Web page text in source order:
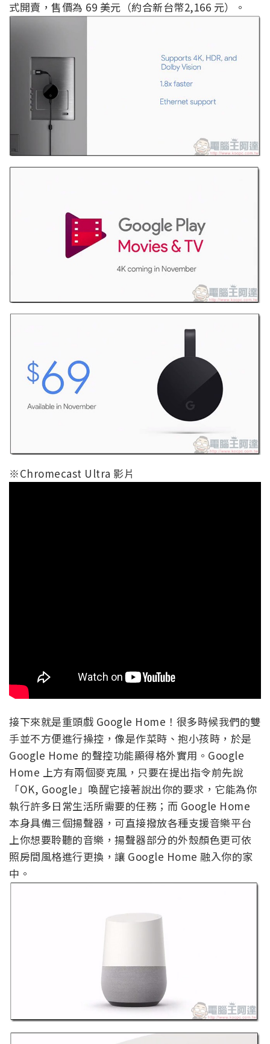
式開賣，售價為 69 美元（約合新台幣2,166 元）。
※Chromecast Ultra 影片
接下來就是重頭戲 Google Home！很多時候我們的雙
手並不方便進行操控，像是作菜時、抱小孩時，於是
Google Home 的聲控功能顯得格外實用。Google
Home 上方有兩個麥克風，只要在提出指令前先說
「OK, Google」喚醒它接著說出你的要求，它能為你
執行許多日常生活所需要的任務；而 Google Home
本身具備三個揚聲器，可直接撥放各種支援音樂平台
上你想要聆聽的音樂，揚聲器部分的外殼顏色更可依
照房間風格進行更換，讓 Google Home 融入你的家
中。